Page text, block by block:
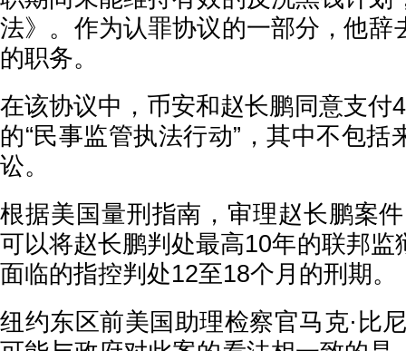
法》。作为认罪协议的一部分，他辞
的职务。
在该协议中，币安和赵长鹏同意支付
的“民事监管执法行动”，其中不包括
讼。
根据美国量刑指南，审理赵长鹏案
可以将赵长鹏判处最高10年的联邦监
面临的指控判处12至18个月的刑期。
纽约东区前美国助理检察官马克·比